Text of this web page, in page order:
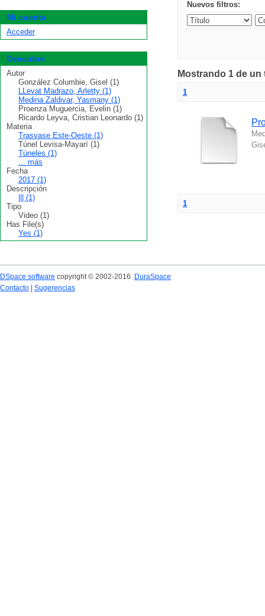
Nuevos filtros:
Mostrando 1 de
1
1
Mi cuenta
Acceder
Descubre
Autor
González Columbie, Gisel (1)
LLevat Madrazo, Arletty (1)
Medina Zaldivar, Yasmany (1)
Proenza Muguercia, Evelin (1)
Ricardo Leyva, Cristian Leonardo (1)
Materia
Trasvase Este-Oeste (1)
Túnel Levisa-Mayarí (1)
Túneles (1)
... más
Fecha
2017 (1)
Descripción
||| (1)
Tipo
Video (1)
Has File(s)
Yes (1)
DSpace software copyright © 2002-2016
DuraSpace
Contacto
Sugerencias